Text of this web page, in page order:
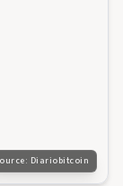
Diariobitcoin